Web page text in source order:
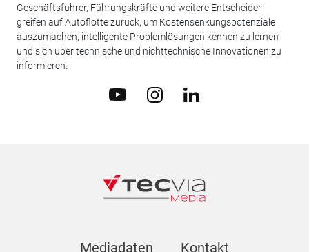
Geschäftsführer, Führungskräfte und weitere Entscheider
greifen auf Autoflotte zurück, um Kostensenkungspotenziale
auszumachen, intelligente Problemlösungen kennen zu lernen
und sich über technische und nichttechnische Innovationen zu
informieren.
Mediadaten Kontakt